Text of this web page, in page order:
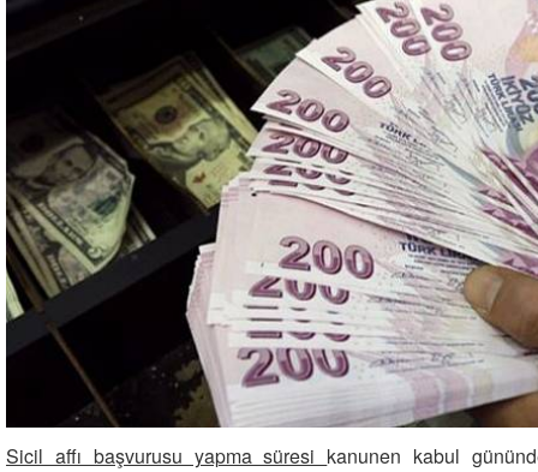
Sicil affı başvurusu yapma süresi kanunen kabul